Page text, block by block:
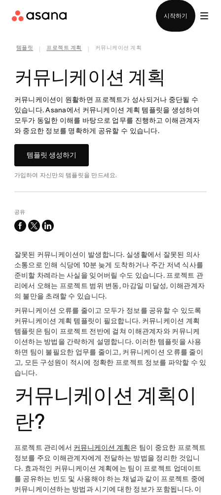
시작하기
템플릿 프로젝트 계획 커뮤니케이션 계획
커뮤니케이션 계획
커뮤니케이션이 원활하면 프로젝트가 성사되거나 중단될 수
있습니다. Asana에서 커뮤니케이션 계획 템플릿을 생성하여
모두가 동일한 이해를 바탕으로 업무를 진행하고 이해관계자
와 중요한 정보를 명확하게 공유할 수 있습니다.
템플릿 생성하기
가입하여 자신만의 템플릿을 만드세요.
공유
facebook
x-
linkedin
잘못된 커뮤니케이션이 발생합니다. 실생활에서 잘못된 의사
소통으로 인해 식당에 10분 늦게 도착하거나 주간 저녁 식사를
준비할 차례라는 사실을 잊어버릴 수도 있습니다. 프로젝트 관
리에서 오해는 프로젝트 범위 변동, 마감일 미달성, 이해관계자
의 불만을 초래할 수 있습니다.
커뮤니케이션 오류를 줄이고 모두가 정보를 공유할 수 있도록
커뮤니케이션 계획 템플릿이 필요합니다. 커뮤니케이션 계획
템플릿은 팀이 프로젝트 전반에 걸쳐 이해관계자와 커뮤니케
이션하는 방법을 간략하게 설명합니다. 이러한 템플릿을 사용
하면 팀이 불필요한 업무를 줄이고, 커뮤니케이션 오류를 줄이
고, 모든 구성원이 적시에 정확한 프로젝트 정보를 파악할 수 있
습니다.
커뮤니케이션 계획이
란?
프로젝트 관리에서 커뮤니케이션 계획은 팀이 중요한 프로젝트
정보를 주요 이해관계자에게 전달하는 방법을 정리한 것입니
다. 효과적인 커뮤니케이션 계획에는 팀이 프로젝트 업데이트
를 공유하는 빈도 및 사용해야 하는 채널과 같이 프로젝트 중에
커뮤니케이션하는 방법과 시기에 대한 정보가 포함됩니다. 이